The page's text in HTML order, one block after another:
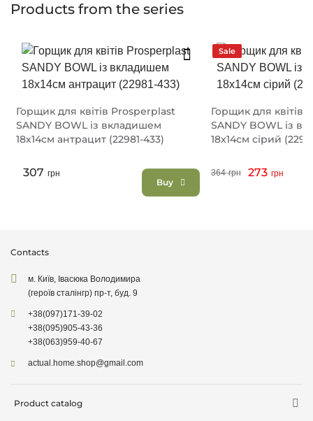
Products from the series
Горщик для квітів Prosperplast
SANDY BOWL із вкладишем
18х14см антрацит (22981-433)
307 грн
Buy
Sale
Горщик для квітів
SANDY BOWL із
18х14см сірий
364 грн 273 грн
Contacts
м. Київ, Івасюка Володимира
(героїв сталінгр) пр-т, буд. 9
+38(097)171-39-02
+38(095)905-43-36
+38(063)959-40-67
actual.home.shop@gmail.com
Product catalog